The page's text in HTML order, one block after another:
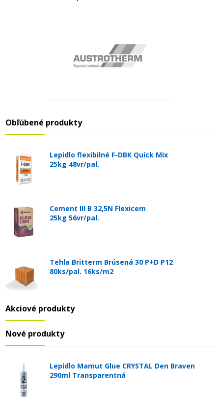
Obľúbené produkty
Lepidlo flexibilné F-DBK Quick Mix
25kg 48vr/pal.
Cement III B 32,5N Flexicem
25kg 56vr/pal.
Tehla Britterm Brúsená 30 P+D P12
80ks/pal. 16ks/m2
Akciové produkty
Nové produkty
Lepidlo Mamut Glue CRYSTAL Den Braven
290ml Transparentná